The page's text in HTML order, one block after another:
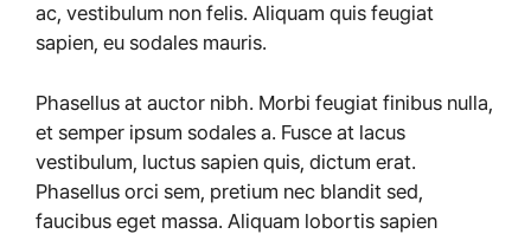
ac, vestibulum non felis. Aliquam quis feugiat
sapien, eu sodales mauris.
Phasellus at auctor nibh. Morbi feugiat finibus nulla,
et semper ipsum sodales a. Fusce at lacus
vestibulum, luctus sapien quis, dictum erat.
Phasellus orci sem, pretium nec blandit sed,
faucibus eget massa. Aliquam lobortis sapien